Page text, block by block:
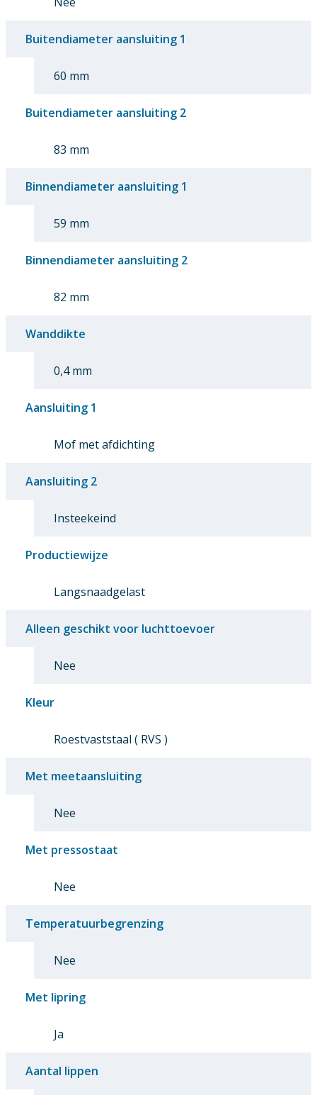
Buitendiameter aansluiting 1
60 mm
Buitendiameter aansluiting 2
83 mm
Binnendiameter aansluiting 1
59 mm
Binnendiameter aansluiting 2
82 mm
Wanddikte
0,4 mm
Aansluiting 1
Mof met afdichting
Aansluiting 2
Insteekeind
Productiewijze
Langsnaadgelast
Alleen geschikt voor luchttoevoer
Nee
Kleur
Roestvaststaal ( RVS )
Met meetaansluiting
Nee
Met pressostaat
Nee
Temperatuurbegrenzing
Nee
Met lipring
Ja
Aantal lippen